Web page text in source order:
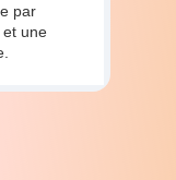
par
une